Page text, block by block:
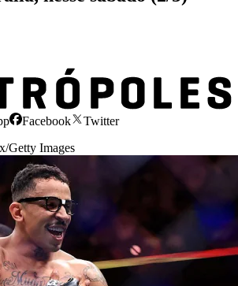
Facebook
Twitter
Getty Images